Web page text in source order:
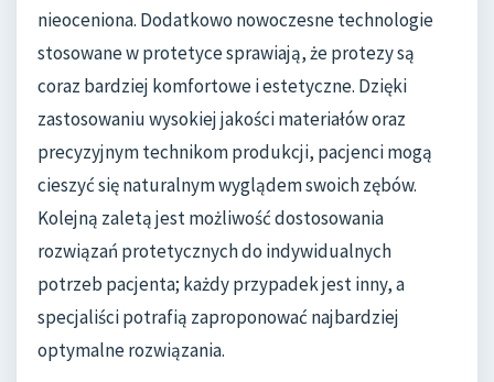
nieoceniona. Dodatkowo nowoczesne technologie
stosowane w protetyce sprawiają, że protezy są
coraz bardziej komfortowe i estetyczne. Dzięki
zastosowaniu wysokiej jakości materiałów oraz
precyzyjnym technikom produkcji, pacjenci mogą
cieszyć się naturalnym wyglądem swoich zębów.
Kolejną zaletą jest możliwość dostosowania
rozwiązań protetycznych do indywidualnych
potrzeb pacjenta; każdy przypadek jest inny, a
specjaliści potrafią zaproponować najbardziej
optymalne rozwiązania.